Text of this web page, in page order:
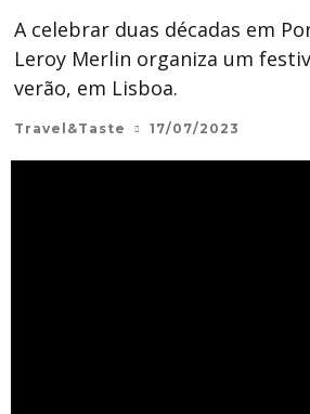
A celebrar duas décadas em
Leroy Merlin organiza um
verão, em Lisboa.
Travel&Taste 17/07/2023